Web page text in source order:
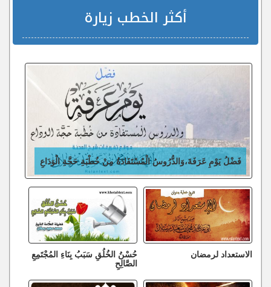
أكثر الخطب زيارة
فَضْلُ يَوْمِ عَرَفَةَ،وَالدُّرُوسُ الْمُسْتَفَادَةُ مِنْ خُطْبَةِ حَجَّةِ الْوَدَاعِ
الاستعداد لرمضان حُسْنُ الخُلُقِ سَبَبُ بِنَاءِ المُجْتَمِعِ
الصَّالِحِ